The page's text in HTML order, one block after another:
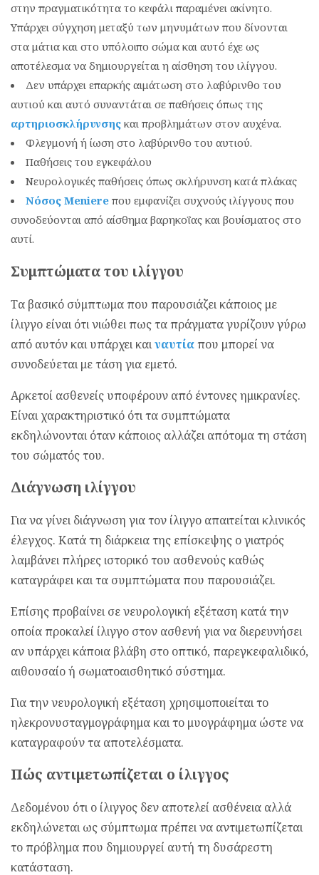
στην πραγματικότητα το κεφάλι παραμένει ακίνητο.
Υπάρχει σύγχηση μεταξύ των μηνυμάτων που δίνονται
στα μάτια και στο υπόλοιπο σώμα και αυτό έχε ως
αποτέλεσμα να δημιουργείται η αίσθηση του ιλίγγου.
Δεν υπάρχει επαρκής αιμάτωση στο λαβύρινθο του
αυτιού και αυτό συναντάται σε παθήσεις όπως της
αρτηριοσκλήρυνσης και προβλημάτων στον αυχένα.
Φλεγμονή ή ίωση στο λαβύρινθο του αυτιού.
Παθήσεις του εγκεφάλου
Νευρολογικές παθήσεις όπως σκλήρυνση κατά πλάκας
Νόσος Meniere που εμφανίζει συχνούς ιλίγγους που
συνοδεύονται από αίσθημα βαρηκοΐας και βουίσματος στο
αυτί.
Συμπτώματα του ιλίγγου
Τα βασικό σύμπτωμα που παρουσιάζει κάποιος με
ίλιγγο είναι ότι νιώθει πως τα πράγματα γυρίζουν γύρω
από αυτόν και υπάρχει καιναυτίαπου μπορεί να
συνοδεύεται με τάση για εμετό.
Αρκετοί ασθενείς υποφέρουν από έντονες ημικρανίες.
Είναι χαρακτηριστικό ότι τα συμπτώματα
εκδηλώνονται όταν κάποιος αλλάζει απότομα τη στάση
του σώματός του.
Διάγνωση ιλίγγου
Για να γίνει διάγνωση για τον ίλιγγο απαιτείται κλινικός
έλεγχος. Κατά τη διάρκεια της επίσκεψης ο γιατρός
λαμβάνει πλήρες ιστορικό του ασθενούς καθώς
καταγράφει και τα συμπτώματα που παρουσιάζει.
Επίσης προβαίνει σε νευρολογική εξέταση κατά την
οποία προκαλεί ίλιγγο στον ασθενή για να διερευνήσει
αν υπάρχει κάποια βλάβη στο οπτικό, παρεγκεφαλιδικό,
αιθουσαίο ή σωματοαισθητικό σύστημα.
Για την νευρολογική εξέταση χρησιμοποιείται το
ηλεκρονυσταγμογράφημα και το μυογράφημα ώστε να
καταγραφούν τα αποτελέσματα.
Πώς αντιμετωπίζεται ο ίλιγγος
Δεδομένου ότι ο ίλιγγος δεν αποτελεί ασθένεια αλλά
εκδηλώνεται ως σύμπτωμα πρέπει να αντιμετωπίζεται
το πρόβλημα που δημιουργεί αυτή τη δυσάρεστη
κατάσταση.